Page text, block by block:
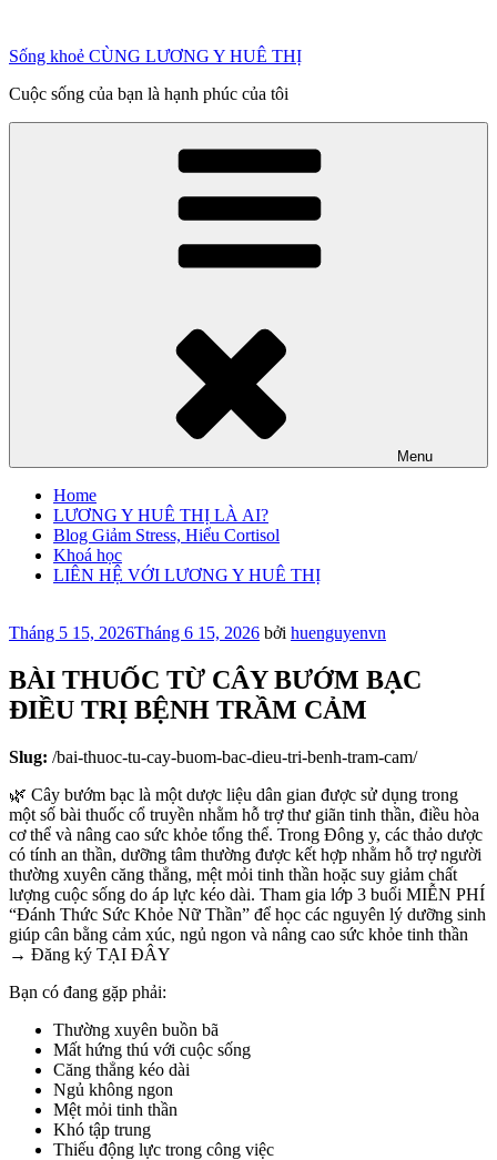
phần
dung
Sống khoẻ CÙNG LƯƠNG Y HUÊ THỊ
Cuộc sống của bạn là hạnh phúc của tôi
Menu
Home
LƯƠNG Y HUÊ THỊ LÀ AI?
Blog Giảm Stress, Hiểu Cortisol
Khoá học
LIÊN HỆ VỚI LƯƠNG Y HUÊ THỊ
Đăng
Tháng 5 15, 2026Tháng 6 15, 2026 bởi huenguyenvn
BÀI THUỐC TỪ CÂY BƯỚM BẠC
ĐIỀU TRỊ BỆNH TRẦM CẢM
Slug: /bai-thuoc-tu-cay-buom-bac-dieu-tri-benh-tram-cam/
🌿 Cây bướm bạc là một dược liệu dân gian được sử dụng trong
một số bài thuốc cổ truyền nhằm hỗ trợ thư giãn tinh thần, điều hòa
cơ thể và nâng cao sức khỏe tổng thể. Trong Đông y, các thảo dược
có tính an thần, dưỡng tâm thường được kết hợp nhằm hỗ trợ người
thường xuyên căng thẳng, mệt mỏi tinh thần hoặc suy giảm chất
lượng cuộc sống do áp lực kéo dài. Tham gia lớp 3 buổi MIỄN PHÍ
“Đánh Thức Sức Khỏe Nữ Thần” để học các nguyên lý dưỡng sinh
giúp cân bằng cảm xúc, ngủ ngon và nâng cao sức khỏe tinh thần
→ Đăng ký TẠI ĐÂY
Bạn có đang gặp phải:
Thường xuyên buồn bã
Mất hứng thú với cuộc sống
Căng thẳng kéo dài
Ngủ không ngon
Mệt mỏi tinh thần
Khó tập trung
Thiếu động lực trong công việc